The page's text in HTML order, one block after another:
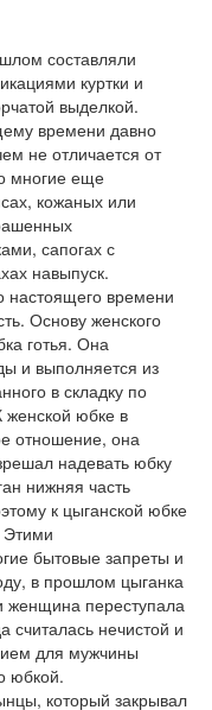
составляли
куртки и
выделкой.
времени давно
не отличается от
многие еще
кожаных или
сапогах с
навыпуск.
настоящего времени
Основу женского
готья. Она
и выполняется из
в складку по
юбке в
отношение, она
надевать юбку
нижняя часть
к цыганской юбке
Этими
бытовые запреты и
в прошлом цыганка
женщина переступала
считалась нечистой и
для мужчины
юбкой.
который закрывал